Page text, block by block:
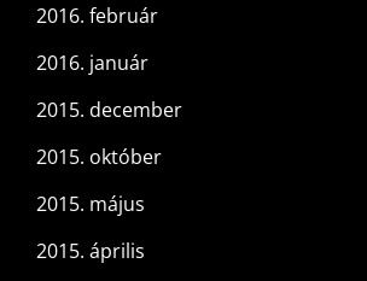
2016. február
2016. január
2015. december
2015. október
2015. május
2015. április